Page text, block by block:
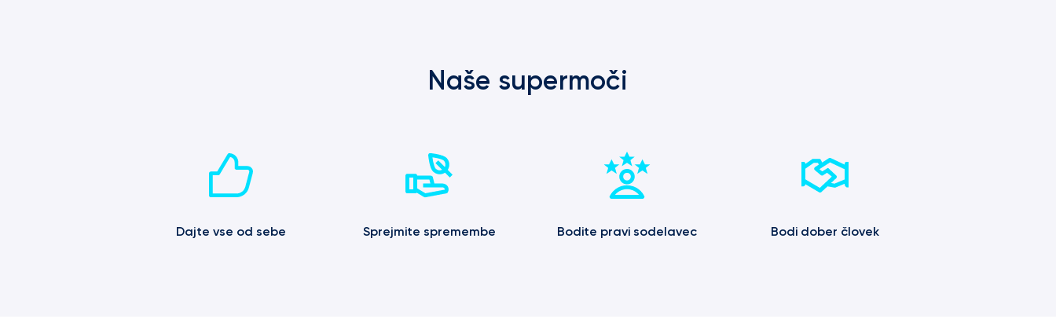
Naše supermoči
Dajte vse od sebe Sprejmite spremembe Bodite pravi sodelavec Bodi dober človek